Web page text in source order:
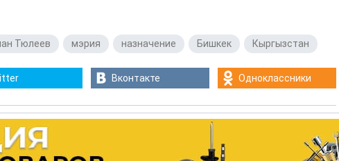
Тюлеев мэрия назначение Бишкек Кыргызстан
Вконтакте Одноклассники